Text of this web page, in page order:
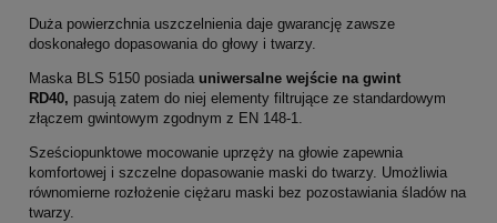
Duża powierzchnia uszczelnienia daje gwarancję zawsze
doskonałego dopasowania do głowy i twarzy.
Maska BLS 5150 posiada uniwersalne wejście na gwint
RD40, pasują zatem do niej elementy filtrujące ze standardowym
złączem gwintowym zgodnym z EN 148-1.
Sześciopunktowe mocowanie uprzęży na głowie zapewnia
komfortowej i szczelne dopasowanie maski do twarzy. Umożliwia
równomierne rozłożenie ciężaru maski bez pozostawiania śladów na
twarzy.